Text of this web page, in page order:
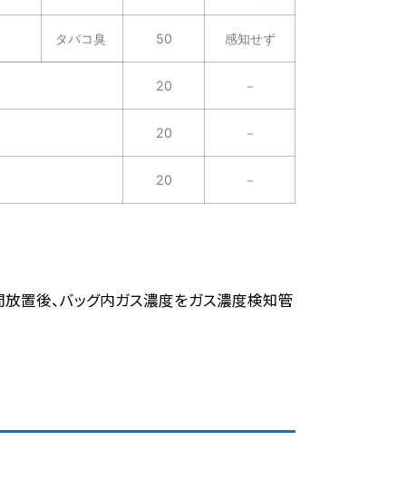
タバコ臭 50 感知せず
20 －
20 －
20 －
置後、バッグ内ガス濃度をガス濃度検知管